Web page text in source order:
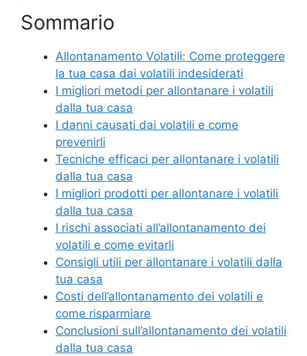
Sommario
Allontanamento Volatili: Come proteggere
la tua casa dai volatili indesiderati
I migliori metodi per allontanare i volatili
dalla tua casa
I danni causati dai volatili e come
prevenirli
Tecniche efficaci per allontanare i volatili
dalla tua casa
I migliori prodotti per allontanare i volatili
dalla tua casa
I rischi associati all’allontanamento dei
volatili e come evitarli
Consigli utili per allontanare i volatili dalla
tua casa
Costi dell’allontanamento dei volatili e
come risparmiare
Conclusioni sull’allontanamento dei volatili
dalla tua casa